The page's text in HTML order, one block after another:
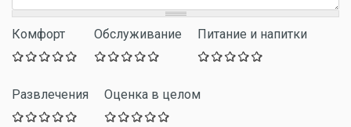
Комфорт Обслуживание Питание и напитки
Развлечения Оценка в целом